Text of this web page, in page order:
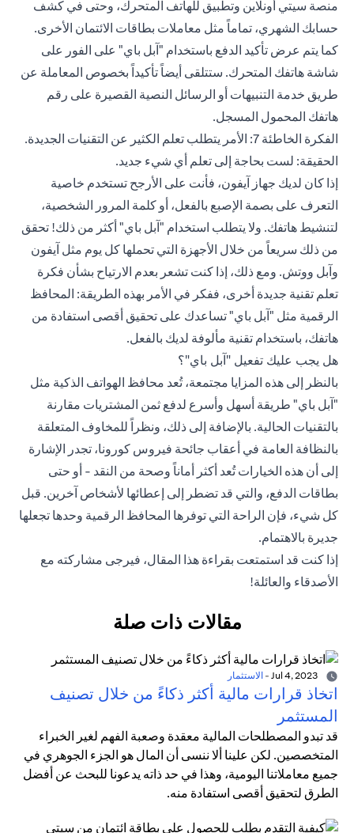
منصة سيتي أونلاين وتطبيق للهاتف المتحرك، وحتى في كشف
حسابك الشهري، تماماً مثل معاملات بطاقات الائتمان الأخرى.
كما يتم عرض تأكيد الدفع باستخدام "آبل باي" على الفور على
شاشة هاتفك المتحرك. ستتلقى أيضاً تأكيداً بخصوص المعاملة عن
طريق خدمة التنبيهات أو الرسائل النصية القصيرة على رقم
هاتفك المحمول المسجل.
الفكرة الخاطئة 7: الأمر يتطلب تعلم الكثير عن التقنيات الجديدة.
الحقيقة: لست بحاجة إلى تعلم أي شيء جديد.
إذا كان لديك جهاز آيفون، فأنت على الأرجح تستخدم خاصية
التعرف على بصمة الإصبع بالفعل، أو كلمة المرور الشخصية،
لتنشيط هاتفك. ولا يتطلب استخدام "آبل باي" أكثر من ذلك! تحقق
من ذلك سريعاً من خلال الأجهزة التي تحملها كل يوم مثل آيفون
وآبل ووتش. ومع ذلك، إذا كنت تشعر بعدم الارتياح بشأن فكرة
تعلم تقنية جديدة أخرى، ففكر في الأمر بهذه الطريقة: المحافظ
الرقمية مثل "آبل باي" تساعدك على تحقيق أقصى استفادة من
هاتفك، باستخدام تقنية مألوفة لديك بالفعل.
هل يجب عليك تفعيل "آبل باي"؟
بالنظر إلى هذه المزايا مجتمعة، تُعد محافظ الهواتف الذكية مثل
"آبل باي" طريقة أسهل وأسرع لدفع ثمن المشتريات مقارنة
بالتقنيات الحالية. بالإضافة إلى ذلك، ونظراً للمخاوف المتعلقة
بالنظافة العامة في أعقاب جائحة فيروس كورونا، تجدر الإشارة
إلى أن هذه الخيارات تُعد أكثر أماناً وصحة من النقد - أو حتى
بطاقات الدفع، والتي قد تضطر إلى إعطائها لأشخاص آخرين. قبل
كل شيء، فإن الراحة التي توفرها المحافظ الرقمية وحدها تجعلها
جديرة بالاهتمام.
إذا كنت قد استمتعت بقراءة هذا المقال، فيرجى مشاركته مع
الأصدقاء والعائلة!
مقالات ذات صلة
- الاستثمار
اتخاذ قرارات مالية أكثر ذكاءً من خلال تصنيف
المستثمر
قد تبدو المصطلحات المالية معقدة وصعبة الفهم لغير الخبراء
المتخصصين. لكن علينا ألا ننسى أن المال هو الجزء الجوهري في
جميع معاملاتنا اليومية، وهذا في حد ذاته يدعونا للبحث عن أفضل
الطرق لتحقيق أقصى استفادة منه.